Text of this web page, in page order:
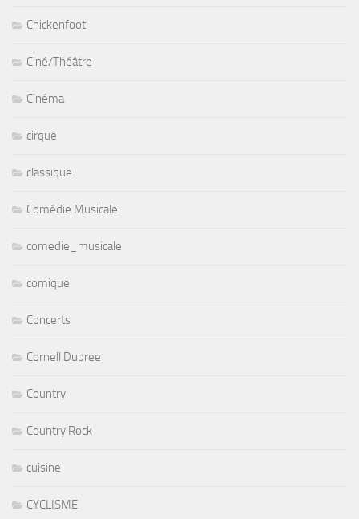
Chickenfoot
Ciné/Théâtre
Cinéma
cirque
classique
Comédie Musicale
comedie_musicale
comique
Concerts
Cornell Dupree
Country
Country Rock
cuisine
CYCLISME